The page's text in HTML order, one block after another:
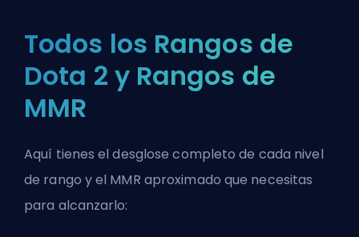
Todos los Rangos de
Dota 2 y Rangos de
MMR
Aquí tienes el desglose completo de cada nivel
de rango y el MMR aproximado que necesitas
para alcanzarlo: